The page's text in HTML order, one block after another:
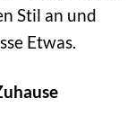
Stil an und
Etwas.